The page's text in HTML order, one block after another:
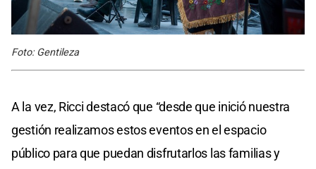
Foto: Gentileza
A la vez, Ricci destacó que “desde que inició nuestra
gestión realizamos estos eventos en el espacio
público para que puedan disfrutarlos las familias y